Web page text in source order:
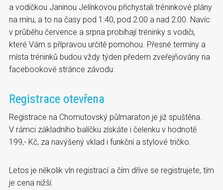
a vodičkou Janinou Jelínkovou přichystali tréninkové plány
na míru, a to na časy pod 1:40, pod 2:00 a nad 2:00. Navíc
v průběhu července a srpna probíhají tréninky s vodiči,
které Vám s přípravou určitě pomohou. Přesné termíny a
místa tréninků budou vždy týden předem zveřejňovány na
facebookové stránce závodu.
Registrace otevřena
Registrace na Chomutovský půlmaraton je již spuštěna.
V rámci základního balíčku získáte i čelenku v hodnotě
199,- Kč, za navýšený vklad i funkční a stylové tričko.
Letos je několik vln registrací a čím dříve se registrujete, tím
je cena nižší.